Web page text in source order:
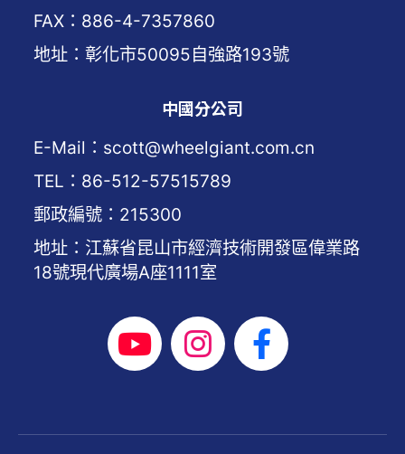
FAX：886-4-7357860
地址：彰化市50095自強路193號
中國分公司
E-Mail：scott@wheelgiant.com.cn
TEL：86-512-57515789
郵政編號：215300
地址：江蘇省昆山市經濟技術開發區偉業路
18號現代廣場A座1111室